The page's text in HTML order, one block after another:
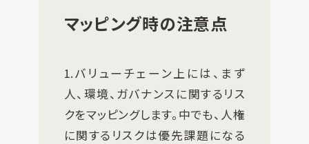
マッピング時の注意点
1.バリューチェーン上には、まず
人、環境、ガバナンスに関するリス
クをマッピングします。中でも、人権
に関するリスクは優先課題になる